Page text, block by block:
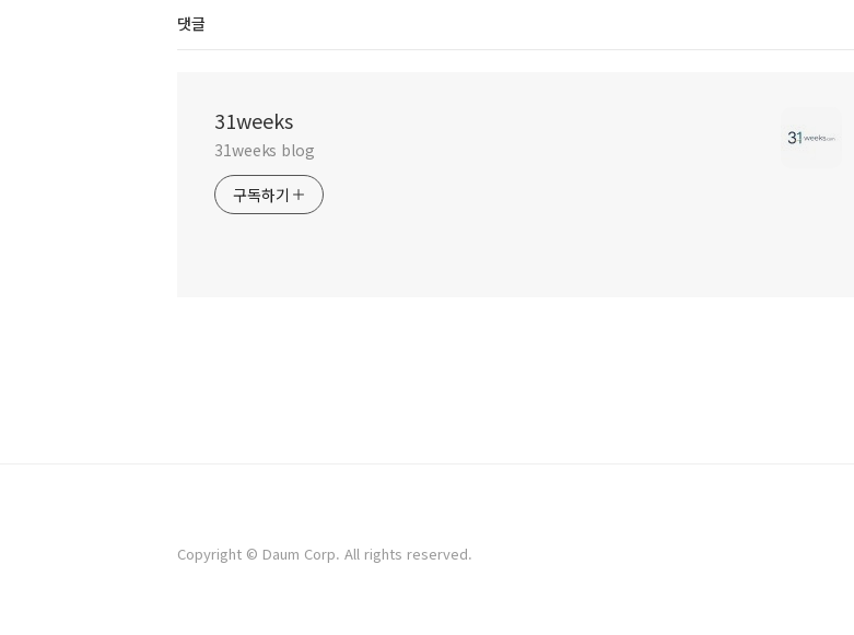
댓글
31weeks
31weeks blog
구독하기
Copyright © Daum Corp. All rights reserved.